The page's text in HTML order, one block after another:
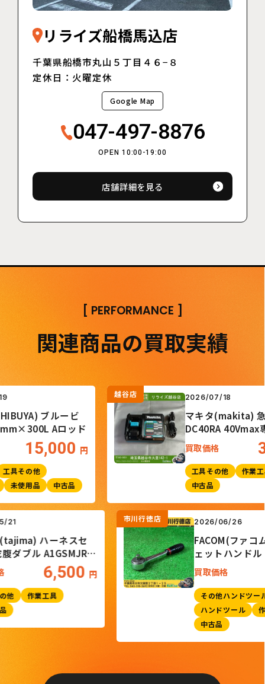
リライズ船橋馬込店
千葉県船橋市丸山５丁目４６−８
定休日：火曜定休
Google Map
047-497-8876
OPEN 10:00-19:00
店舗詳細を見る
[ PERFORMANCE ]
関連商品の買取実績
ブルービ
Aロッド
15,000 円
の他
用品
中古品
越谷店 2026/07/18
マキタ(makita) 急速
DC40RA 40Vmax専用
買取価格
工具その他
作業工具
中古品
05/21
マ(tajima) ハーネスセ
蛇腹ダブル A1GSMJR-
格 6,500
具その他
作業工具
用品
市川行徳店 2026/06/26
FACOM(フ
ェットハン
買取価格
その他ハン
ハンドツール
中古品